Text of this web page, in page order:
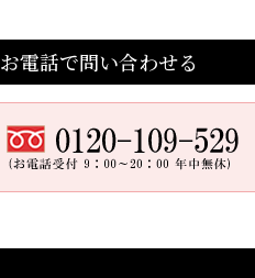
お電話で問い合わせる